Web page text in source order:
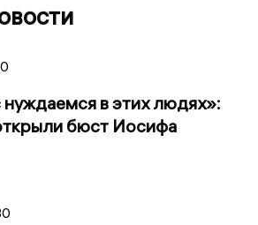
в этих людях»:
бюст Иосифа